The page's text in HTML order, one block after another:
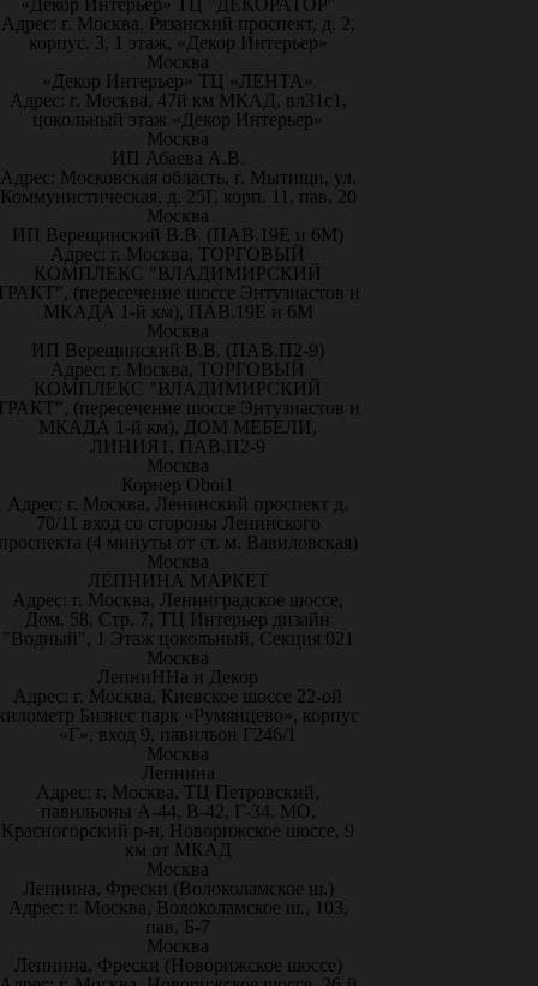
«Декор Интерьер» ТЦ "ДЕКОРАТОР"
Адрес: г. Москва, Рязанский проспект, д. 2,
корпус. 3, 1 этаж, «Декор Интерьер»
Москва
«Декор Интерьер» ТЦ «ЛЕНТА»
Адрес: г. Москва, 47й км МКАД, вл31с1,
цокольный этаж «Декор Интерьер»
Москва
ИП Абаева А.В.
Адрес: Московская область, г. Мытищи, ул.
Коммунистическая, д. 25Г, корп. 11, пав. 20
Москва
ИП Верещинский В.В. (ПАВ.19Е и 6М)
Адрес: г. Москва, ТОРГОВЫЙ
КОМПЛЕКС "ВЛАДИМИРСКИЙ
(пересечение шоссе Энтузиастов и
МКАДА 1-й км), ПАВ.19Е и 6М
Москва
ИП Верещинский В.В. (ПАВ.П2-9)
Адрес: г. Москва, ТОРГОВЫЙ
КОМПЛЕКС "ВЛАДИМИРСКИЙ
(пересечение шоссе Энтузиастов и
МКАДА 1-й км), ДОМ МЕБЕЛИ,
ЛИНИЯ1, ПАВ.П2-9
Москва
Корнер Oboi1
Адрес: г. Москва, Ленинский проспект д.
70/11 вход со стороны Ленинского
(4 минуты от ст. м. Вавиловская)
Москва
ЛЕПНИНА МАРКЕТ
Адрес: г. Москва, Ленинградское шоссе,
Дом. 58, Стр. 7, ТЦ Интерьер дизайн
"Водный", 1 Этаж цокольный, Секция 021
Москва
ЛепниННа и Декор
Адрес: г. Москва, Киевское шоссе 22-ой
Бизнес парк «Румянцево», корпус
«Г», вход 9, павильон Г246/1
Москва
Лепнина
Адрес: г. Москва, ТЦ Петровский,
павильоны А-44, В-42, Г-34. МО,
Красногорский р-н, Новорижское шоссе, 9
км от МКАД
Москва
Лепнина, Фрески (Волоколамское ш.)
Адрес: г. Москва, Волоколамское ш., 103,
пав. Б-7
Москва
Лепнина, Фрески (Новорижское шоссе)